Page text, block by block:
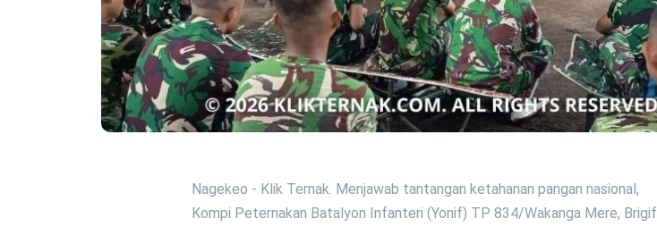
Nagekeo - Klik Ternak. Menjawab tantangan ketahanan pangan nasional,
Kompi Peternakan Batalyon Infanteri (Yonif) TP 834/Wakanga Mere, Brigif